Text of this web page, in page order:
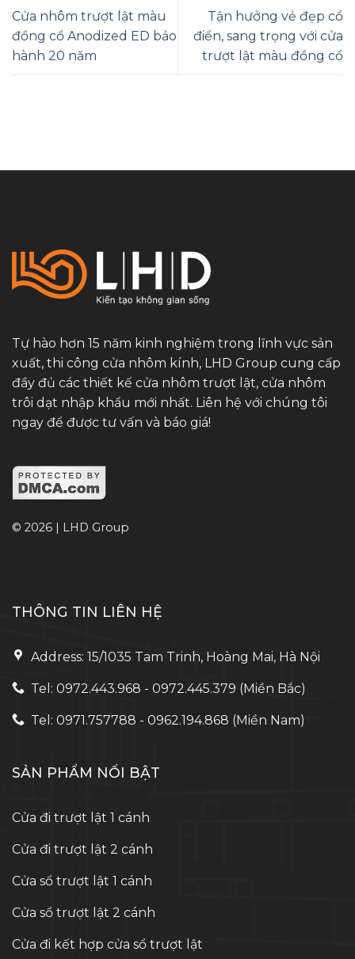
Cửa nhôm trượt lật màu
đồng cổ Anodized ED bảo
hành 20 năm
Tận hưởng vẻ đẹp cổ
điển, sang trọng với cửa
trượt lật màu đồng cổ
Tự hào hơn 15 năm kinh nghiệm trong lĩnh vực sản
xuất, thi công cửa nhôm kính, LHD Group cung cấp
đầy đủ các thiết kế cửa nhôm trượt lật, cửa nhôm
trôi dạt nhập khẩu mới nhất. Liên hệ với chúng tôi
ngay để được tư vấn và báo giá!
© 2026 | LHD Group
THÔNG TIN LIÊN HỆ
Address: 15/1035 Tam Trinh, Hoàng Mai, Hà Nội
Tel: 0972.443.968 - 0972.445.379 (Miền Bắc)
Tel: 0971.757788 - 0962.194.868 (Miền Nam)
SẢN PHẨM NỔI BẬT
Cửa đi trượt lật 1 cánh
Cửa đi trượt lật 2 cánh
Cửa sổ trượt lật 1 cánh
Cửa sổ trượt lật 2 cánh
Cửa đi kết hợp cửa sổ trượt lật